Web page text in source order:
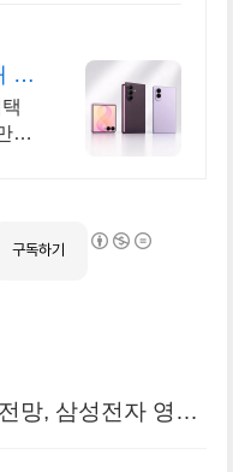
최
나
구독하기
망, 삼성전자 영향